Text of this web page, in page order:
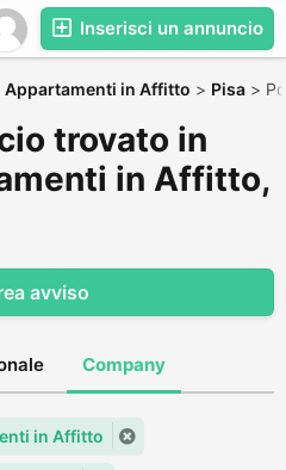
Inserisci un annuncio
Appartamenti in Affitto > Pisa >
trovato in
in Affitto,
avviso
Company
in Affitto